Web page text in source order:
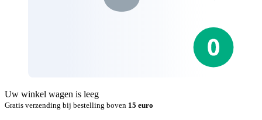
Uw winkel wagen is leeg
Gratis verzending bij bestelling boven 15 euro